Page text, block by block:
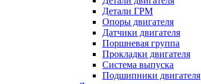
Детали ГРМ
Опоры двигателя
Датчики двигателя
Поршневая группа
Прокладки двигателя
Система выпуска
Подшипники двигателя